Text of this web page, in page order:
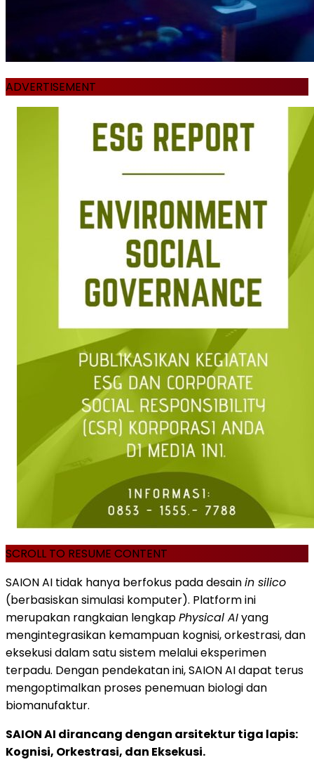
ADVERTISEMENT
SCROLL TO RESUME CONTENT
SAION AI tidak hanya berfokus pada desainin silico
(berbasiskan simulasi komputer). Platform ini
merupakan rangkaian lengkapPhysical AIyang
mengintegrasikan kemampuan kognisi, orkestrasi, dan
eksekusi dalam satu sistem melalui eksperimen
terpadu. Dengan pendekatan ini, SAION AI dapat terus
mengoptimalkan proses penemuan biologi dan
biomanufaktur.
SAION AI dirancang dengan arsitektur tiga lapis:
Kognisi, Orkestrasi, dan Eksekusi.